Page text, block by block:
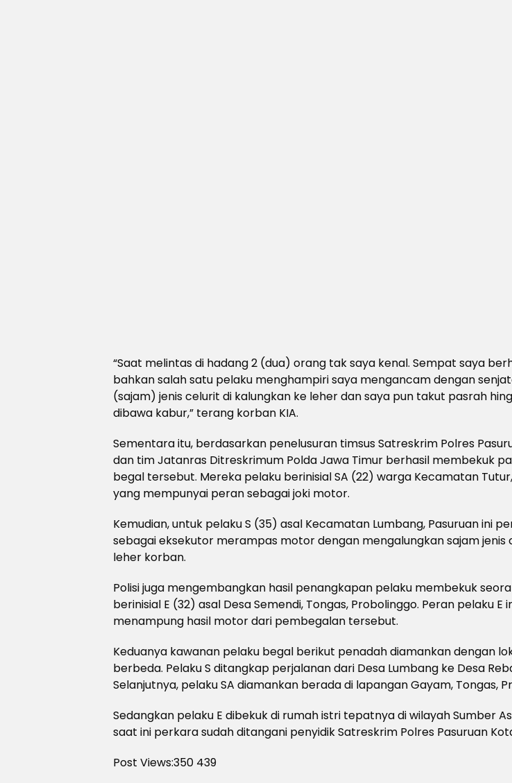
“Saat melintas di hadang 2 (dua) orang tak saya kenal. Sempat saya
bahkan salah satu pelaku menghampiri saya mengancam dengan
(sajam) jenis celurit di kalungkan ke leher dan saya pun takut pasrah
dibawa kabur,” terang korban KIA.
Sementara itu, berdasarkan penelusuran timsus Satreskrim Polres
dan tim Jatanras Ditreskrimum Polda Jawa Timur berhasil membekuk
begal tersebut. Mereka pelaku berinisial SA (22) warga Kecamatan
yang mempunyai peran sebagai joki motor.
Kemudian, untuk pelaku S (35) asal Kecamatan Lumbang, Pasuruan ini
sebagai eksekutor merampas motor dengan mengalungkan sajam jenis
leher korban.
Polisi juga mengembangkan hasil penangkapan pelaku membekuk
berinisial E (32) asal Desa Semendi, Tongas, Probolinggo. Peran pelaku E
menampung hasil motor dari pembegalan tersebut.
Keduanya kawanan pelaku begal berikut penadah diamankan dengan
berbeda. Pelaku S ditangkap perjalanan dari Desa Lumbang ke Desa
Selanjutnya, pelaku SA diamankan berada di lapangan Gayam, Tongas,
Sedangkan pelaku E dibekuk di rumah istri tepatnya di wilayah Sumber
saat ini perkara sudah ditangani penyidik Satreskrim Polres Pasuruan
Post Views:350 439